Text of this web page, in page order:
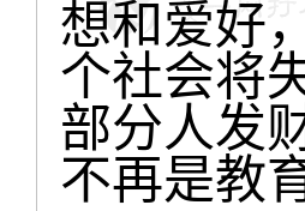
想和爱好
个社会将
部分人发
不再是教